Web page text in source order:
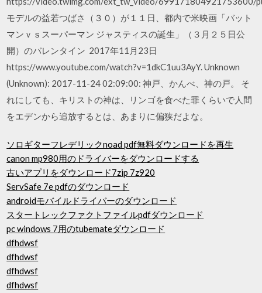
モデルの益若つばさ（３０）が１１日、都内で米映画「バット
マンｖｓスーパーマン ジャスティスの誕生」（３月２５日公
開）のバレンタイン 2017年11月23日
https://www.youtube.com/watch?v=1dkC1uu3AyY. Unknown
(Unknown): 2017-11-24 02:09:00: 神戸、かんべ、神の戸。 そ
れにしても、キリストの神は、リンゴを食べた罪くらいで人間
をエデンから追放するとは、あまりに偏狭だよな。
ソロギターフレデリックnoad pdf無料ダウンロードを再生
canon mp980用のドライバーをダウンロードする
古いアプリをダウンロード7zip 7z920
ServSafe 7e pdfのダウンロード
androidモバイルドライバーのダウンロード
スタートレックファクトファイルpdfダウンロード
pc windows 7用のtubemateダウンロード
dfhdwsf
dfhdwsf
dfhdwsf
dfhdwsf